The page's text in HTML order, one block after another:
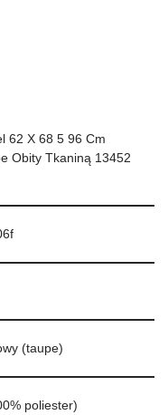
62 X 68 5 96 Cm
Obity Tkaniną 13452
(taupe)
poliester)